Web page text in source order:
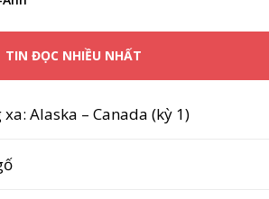
TIN ĐỌC NHIỀU NHẤT
Alaska – Canada (kỳ 1)